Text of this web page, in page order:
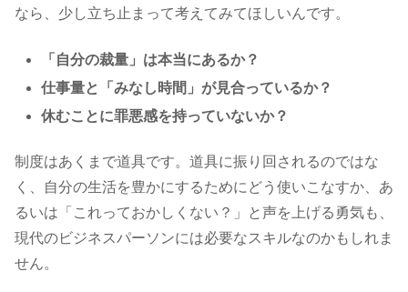
なら、少し立ち止まって考えてみてほしいんです。
「自分の裁量」は本当にあるか？
仕事量と「みなし時間」が見合っているか？
休むことに罪悪感を持っていないか？
制度はあくまで道具です。道具に振り回されるのではな
く、自分の生活を豊かにするためにどう使いこなすか、あ
るいは「これっておかしくない？」と声を上げる勇気も、
現代のビジネスパーソンには必要なスキルなのかもしれま
せん。